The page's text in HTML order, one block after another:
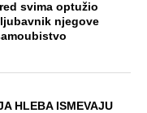
svima optužio
njegove
HLEBA ISMEVAJU